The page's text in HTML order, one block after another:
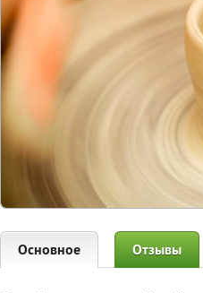
Основное Отзывы